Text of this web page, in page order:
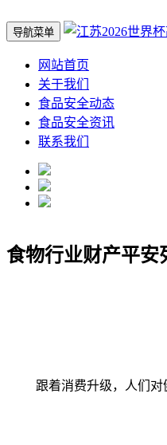
导航菜单
网站首页
关于我们
食品安全动态
食品安全资讯
联系我们
食物行业财产平安
跟着消费升级，人们对健